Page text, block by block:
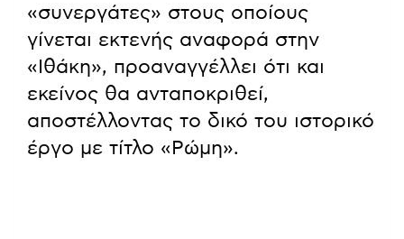
«συνεργάτες» στους οποίους
γίνεται εκτενής αναφορά στην
«Ιθάκη», προαναγγέλλει ότι και
εκείνος θα ανταποκριθεί,
αποστέλλοντας το δικό του ιστορικό
έργο με τίτλο «Ρώμη».